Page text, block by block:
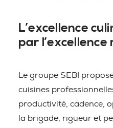
L’excellence
par
Le groupe SEBI
cuisines
productivité, cadence,
la brigade, rigueur et